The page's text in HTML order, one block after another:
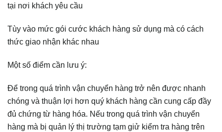
tại nơi khách yêu cầu
Tùy vào mức gói cước khách hàng sử dụng mà có cách
thức giao nhận khác nhau
Một số điểm cần lưu ý:
Để trong quá trình vận chuyển hàng trở nên được nhanh
chóng và thuận lợi hơn quý khách hàng cần cung cấp đầy
đủ chứng từ hàng hóa. Nếu trong quá trình vận chuyển
hàng mà bị quản lý thị trường tạm giử kiểm tra hàng trên